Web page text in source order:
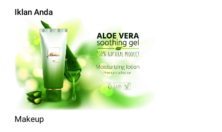
Iklan Anda
Makeup